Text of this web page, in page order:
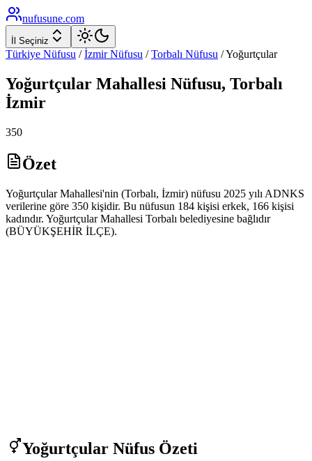
nufusune.com
İl Seçiniz
Türkiye Nüfusu / İzmirNüfusu / Torbalı Nüfusu /Yoğurtçular
Yoğurtçular Mahallesi Nüfusu, Torbalı
İzmir
350
Özet
Yoğurtçular Mahallesi'nin (Torbalı, İzmir) nüfusu 2025 yılı ADNKS
verilerine göre 350 kişidir. Bu nüfusun 184 kişisi erkek, 166 kişisi
kadındır. Yoğurtçular Mahallesi Torbalı belediyesine bağlıdır
(BÜYÜKŞEHİR İLÇE).
Yoğurtçular Nüfus Özeti